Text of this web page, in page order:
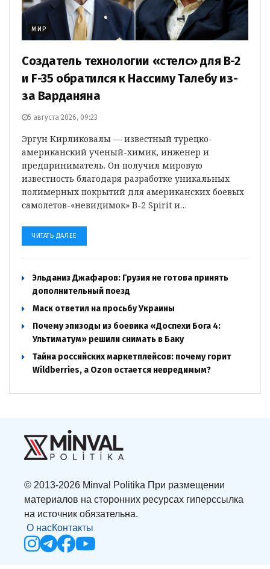
МИР
Создатель технологии «стелс» для B-2
и F-35 обратился к Нассиму Талебу из-
за Варданяна
5 августа 2026, 09:23
Эргун Кирликовалы — известный турецко-
американский ученый-химик, инженер и
предприниматель. Он получил мировую
известность благодаря разработке уникальных
полимерных покрытий для американских боевых
самолетов-«невидимок» B-2 Spirit и…
ЧИТАТЬ ДАЛЕЕ
Эльданиз Джафаров: Грузия не готова принять
дополнительный поезд
Маск ответил на просьбу Украины
Почему эпизоды из боевика «Доспехи Бога 4:
Ультиматум» решили снимать в Баку
Тайна российских маркетплейсов: почему горит
Wildberries, а Ozon остается невредимым?
© 2013-2026 Minval Politika При размещении
материалов на сторонних ресурсах гиперссылка
на источник обязательна.
О насКонтакты